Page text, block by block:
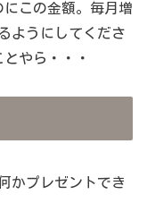
この金額。毎月増
ようにしてくださ
やら・・・
かプレゼントでき